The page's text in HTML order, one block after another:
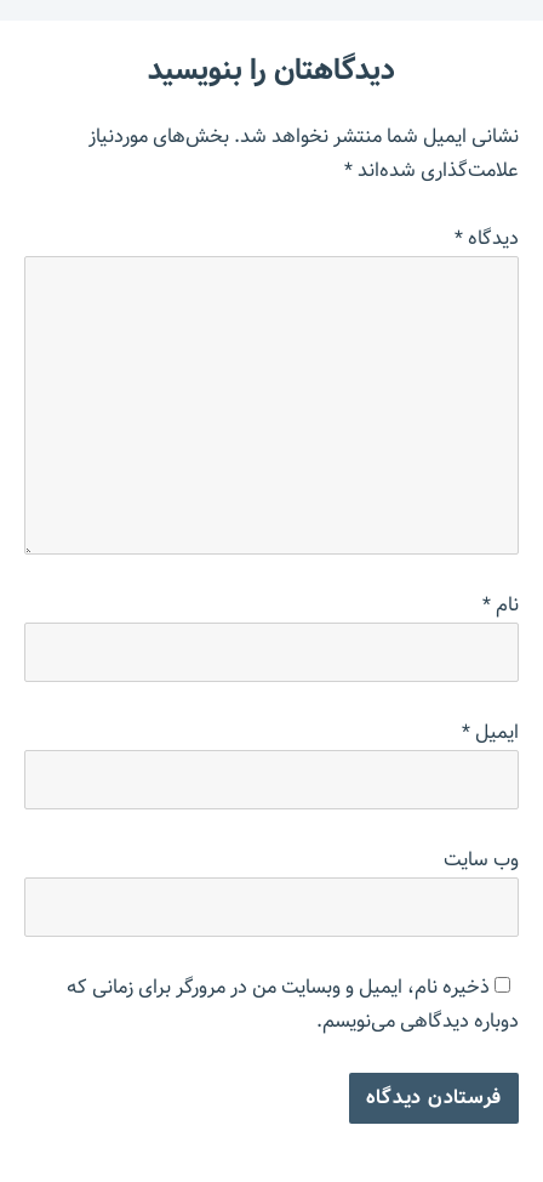
دیدگاهتان را بنویسید
نشانی ایمیل شما منتشر نخواهد شد.بخش‌های موردنیاز
علامت‌گذاری شده‌اند*
دیدگاه*
نام*
ایمیل*
وب‌ سایت
ذخیره نام، ایمیل و وبسایت من در مرورگر برای زمانی که
دوباره دیدگاهی می‌نویسم.